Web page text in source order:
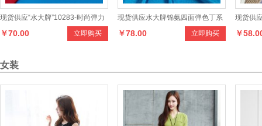
现货供应“水大牌”10283-时尚弹力
雅格系列面料产品，设计新颖，款
男女时新服装
立即购买
￥70.00
现货供应水大牌锦氨四面弹色丁系
列产品，设计时尚，做工讲究，款
立即购买
￥78.00
现货供
灯芯条
￥
女装